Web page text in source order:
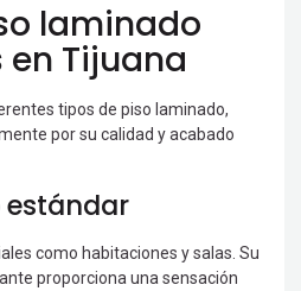
laminado
Tijuana
tipos de piso laminado,
por su calidad y acabado
estándar
como habitaciones y salas. Su
proporciona una sensación